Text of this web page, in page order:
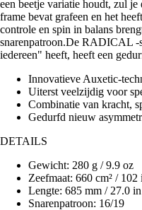
een beetje variatie houdt, zul
frame bevat grafeen en het
controle en spin in balans
snarenpatroon.De RADICAL -
iedereen" heeft, heeft een
Innovatieve Auxetic-
Uiterst veelzijdig voor
Combinatie van kracht,
Gedurfd nieuw
DETAILS
Gewicht: 280 g / 9.9 oz
Zeefmaat: 660 cm² / 102
Lengte: 685 mm / 27.0 in
Snarenpatroon: 16/19